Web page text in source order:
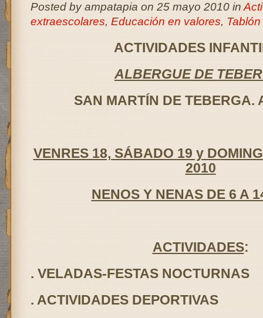
Posted by ampatapia on 25 mayo 2010 in
extraescolares, Educación en valores,
ACTIVIDADES
ALBERGUE DE
SAN MARTÍN DE TEBERGA.
VENRES 18, SÁBADO 19 y
2010
NENOS Y NENAS DE 6 A
ACTIVIDADES:
. VELADAS-FESTAS NOCTURNAS
. ACTIVIDADES DEPORTIVAS